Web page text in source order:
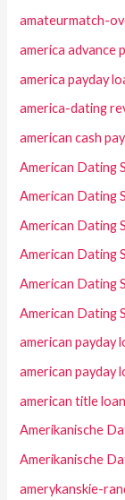
amateurmatch-
america advance
america payday
america-dating
american cash
American Dating
American Dating
American Dating
American Dating
American Dating
American Dating
american payday
american payday
american title
Amerikanische
Amerikanische
amerykanskie-